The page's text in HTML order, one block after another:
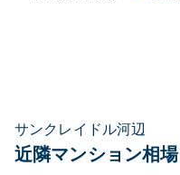
サンクレイドル河辺
近隣マンション相場